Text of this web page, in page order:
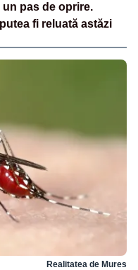
un pas de oprire.
fi reluată astăzi
Realitatea de Mures